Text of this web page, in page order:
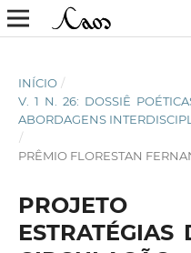
INÍCIO /
V. 1 N. 26: DOSSIÊ
ABORDAGENS
/
PRÊMIO FLORESTAN